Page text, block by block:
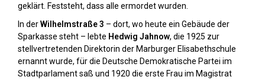
geklärt. Feststeht, dass alle ermordet wurden.
In derWilhelmstraße 3 – dort, wo heute ein Gebäude der
Sparkasse steht – lebte Hedwig Jahnow, die 1925 zur
stellvertretenden Direktorin der Marburger Elisabethschule
ernannt wurde, für die Deutsche Demokratische Partei im
Stadtparlament saß und 1920 die erste Frau im Magistrat